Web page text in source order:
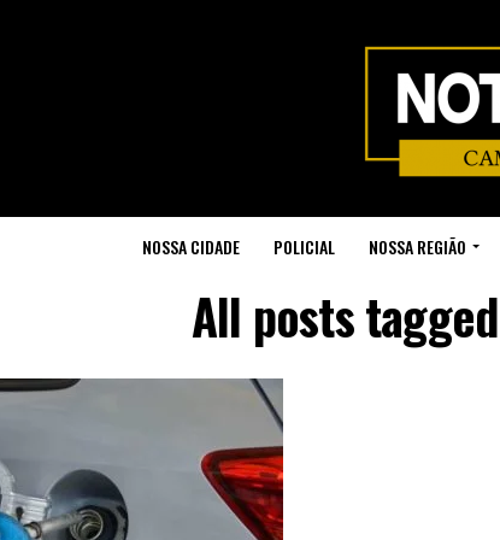
NOSSA CIDADE POLICIAL NOSSA REGIÃO
All posts